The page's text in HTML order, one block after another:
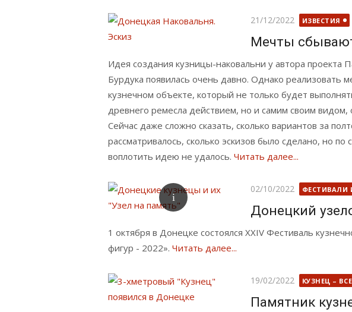
Опубликовано
21/12/2022 ИЗВЕСТИЯ
Мечты
Идея создания кузницы-наковальни у автора проекта
Бурдука появилась очень давно. Однако реализовать
кузнечном объекте, который не только будет
древнего ремесла действием, но и самим своим видом,
Сейчас даже сложно сказать, сколько вариантов за
рассматривалось, сколько эскизов было сделано, но
воплотить идею не удалось. Читать далее...
Опубликовано
02/10/2022 ФЕСТИВАЛИ
Донецкий
1 октября в Донецке состоялся XXIV Фестиваль
фигур - 2022». Читать далее...
Опубликовано
19/02/2022 КУЗНЕЦ –
Памятник